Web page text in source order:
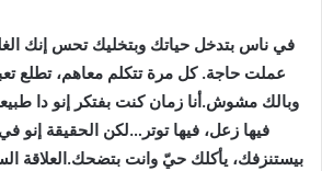
ا
إ
ت
في ناس بتدخل حياتك وبتخليك تحس إنك
عملت حاجة. كل مرة تتكلم معاهم، تطلع
وبالك مشوش.أنا زمان كنت بفتكر إنو دا
فيها زعل، فيها توتر…لكن الحقيقة إنو
بيستنزفك، يأكلك حيّ وانت بتضحك.العلاقة